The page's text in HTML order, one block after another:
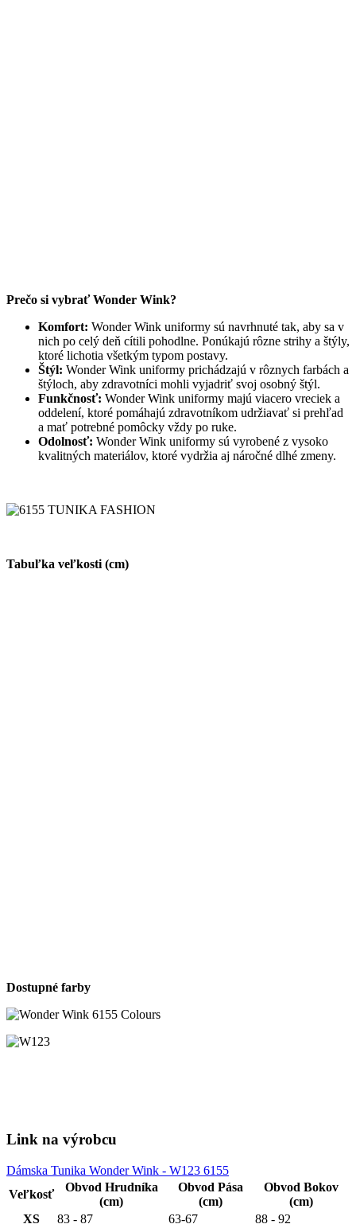
Prečo si vybrať Wonder Wink?
Komfort: Wonder Wink uniformy sú navrhnuté tak, aby sa v
nich po celý deň cítili pohodlne. Ponúkajú rôzne strihy a štýly,
ktoré lichotia všetkým typom postavy.
Štýl: Wonder Wink uniformy prichádzajú v rôznych farbách a
štýloch, aby zdravotníci mohli vyjadriť svoj osobný štýl.
Funkčnosť: Wonder Wink uniformy majú viacero vreciek a
oddelení, ktoré pomáhajú zdravotníkom udržiavať si prehľad
a mať potrebné pomôcky vždy po ruke.
Odolnosť: Wonder Wink uniformy sú vyrobené z vysoko
kvalitných materiálov, ktoré vydržia aj náročné dlhé zmeny.
Tabuľka veľkosti (cm)
Dostupné farby
Link na výrobcu
Dámska Tunika Wonder Wink - W123 6155
Veľkosť
Obvod Hrudníka
(cm)
Obvod Pása
(cm)
Obvod Bokov
(cm)
XS
83 - 87 63-67
88 - 92